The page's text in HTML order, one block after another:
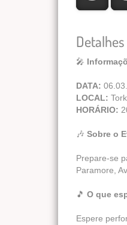
Detalhes
🎤
DATA:
LOCAL:
HORÁRIO:
🎶Sobre o
Prepare-se
Paramore,
🎵O que
Espere